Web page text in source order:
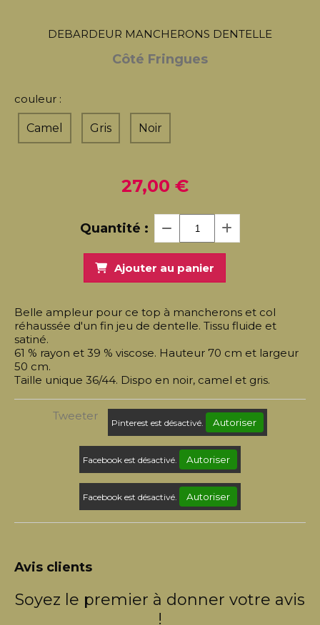
DEBARDEUR MANCHERONS DENTELLE
Côté Fringues
couleur :
Camel Gris Noir
27,00 €
Quantité :
Ajouter au panier
Belle ampleur pour ce top à mancherons et col
réhaussée d'un fin jeu de dentelle. Tissu fluide et
satiné.
61 % rayon et 39 % viscose. Hauteur 70 cm et largeur
50 cm.
Taille unique 36/44. Dispo en noir, camel et gris.
Tweeter
Pinterest est désactivé. Autoriser
Facebook est désactivé. Autoriser
Facebook est désactivé. Autoriser
Avis clients
Soyez le premier à donner votre avis
!